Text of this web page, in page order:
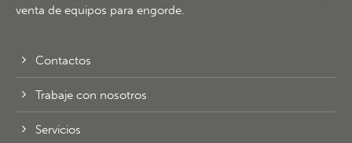
venta de equipos para engorde.
Contactos
Trabaje con nosotros
Servicios